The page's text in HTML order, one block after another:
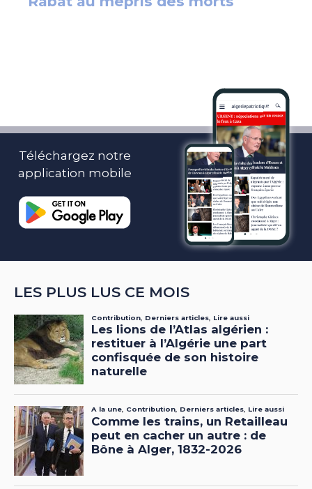
Téléchargez notre
application mobile
LES PLUS LUS CE MOIS